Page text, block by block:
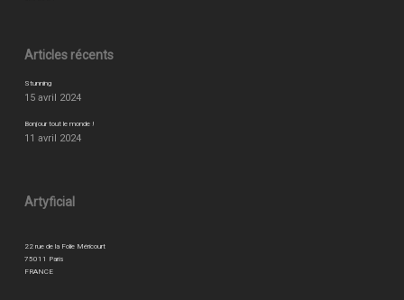
Articles récents
Stunning
15 avril 2024
Bonjour tout le monde !
11 avril 2024
Artyficial
22 rue de la Folie Méricourt
75011 Paris
FRANCE